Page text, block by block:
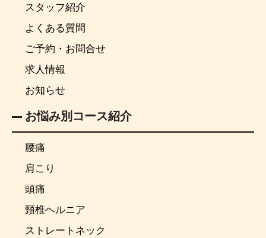
スタッフ紹介
よくある質問
ご予約・お問合せ
求人情報
お知らせ
お悩み別コース紹介
腰痛
肩こり
頭痛
頸椎ヘルニア
ストレートネック